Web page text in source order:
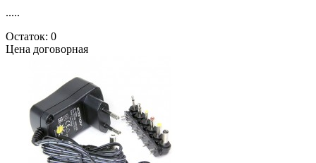
.....
Остаток: 0
Цена договорная